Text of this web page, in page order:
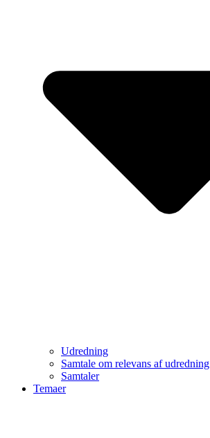
Udredning
Samtale om relevans af udredning
Samtaler
Temaer